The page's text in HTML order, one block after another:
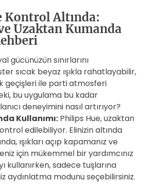
Kontrol Altında:
Uzaktan Kumanda
gücünüzün sınırlarını
sıcak beyaz ışıkla rahatlayabilir,
geçişleri ile parti atmosferi
bu uygulama bu kadar
deneyimini nasıl artırıyor?
Kullanımı: Philips Hue, uzaktan
edilebiliyor. Elinizin altında
ışıkları açıp kapamanız ve
için mükemmel bir yardımcınız
kullanırken, sadece tuşlarına
aydınlatma modunu seçebilirsiniz.